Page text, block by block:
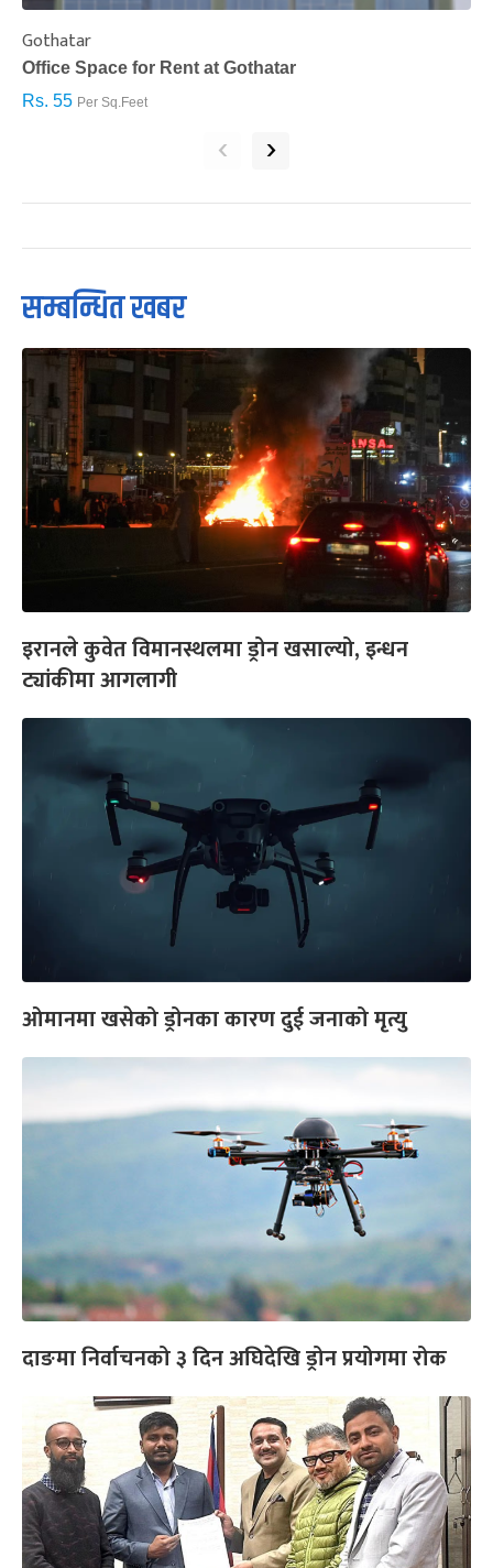
Gothatar
Office Space for Rent at Gothatar
Rs. 55 Per Sq.Feet
‹ ›
सम्बन्धित खबर
इरानले कुवेत विमानस्थलमा ड्रोन खसाल्यो, इन्धन
ट्यांकीमा आगलागी
ओमानमा खसेको ड्रोनका कारण दुई जनाको मृत्यु
दाङमा निर्वाचनको ३ दिन अघिदेखि ड्रोन प्रयोगमा रोक